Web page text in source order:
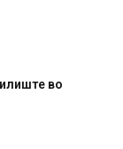
СОЗИС: